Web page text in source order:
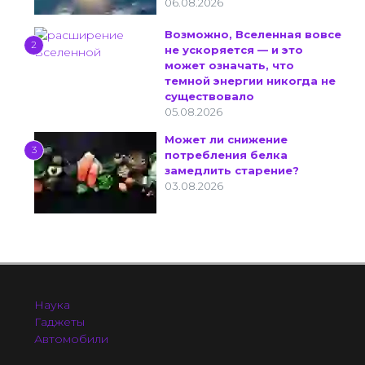
2
Возможно, Вселенная вовсе
не ускоряется — и это
может означать, что
темной энергии никогда не
существовало
05.08.2026
3
Может ли снижение
потребления белка
замедлить старение?
03.08.2026
Наука
Гаджеты
Автомобили